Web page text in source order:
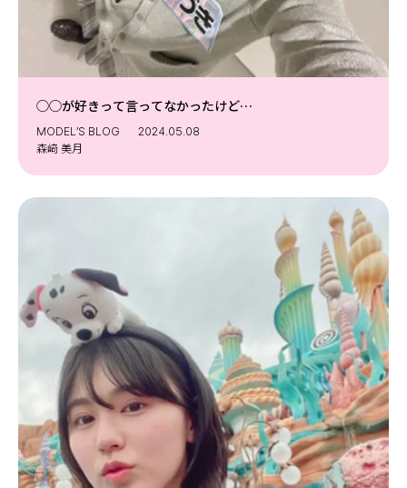
◯◯が好きって言ってなかったけど…
MODEL’S BLOG
2024.05.08
森﨑 美月